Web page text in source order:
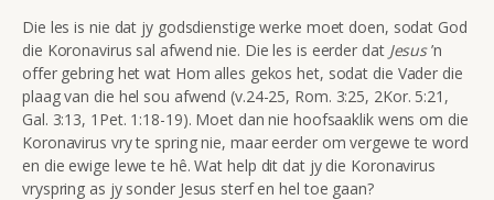
Die les is nie dat jy godsdienstige werke moet doen, sodat God
die Koronavirus sal afwend nie. Die les is eerder dat Jesus’n
offer gebring het wat Hom alles gekos het, sodat die Vader die
plaag van die hel sou afwend (v.24-25, Rom. 3:25, 2Kor. 5:21,
Gal. 3:13, 1Pet. 1:18-19). Moet dan nie hoofsaaklik wens om die
Koronavirus vry te spring nie, maar eerder om vergewe te word
en die ewige lewe te hê. Wat help dit dat jy die Koronavirus
vryspring as jy sonder Jesus sterf en hel toe gaan?